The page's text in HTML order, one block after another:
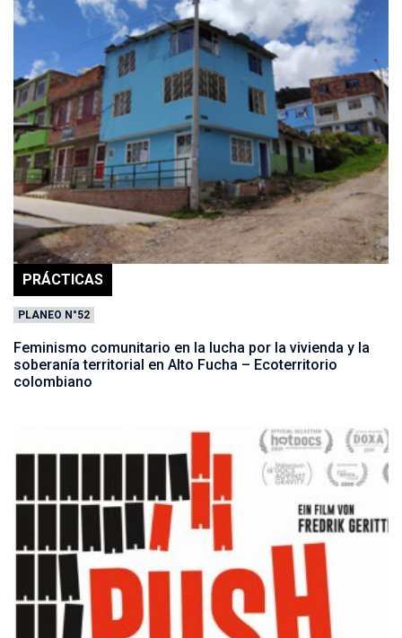
PRÁCTICAS
PLANEO N°52
Feminismo comunitario en la lucha por la vivienda y la
soberanía territorial en Alto Fucha – Ecoterritorio
colombiano